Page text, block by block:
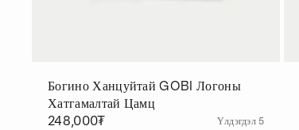
Богино Ханцуйтай GOBI Логоны
Хатгамалтай Цамц
248,000₮
Үлдэгдэл 5